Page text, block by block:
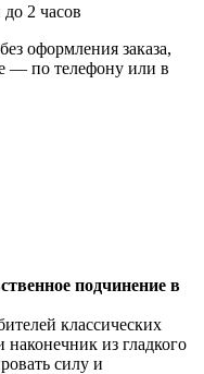
2 часов
оформления заказа,
— по телефону или в
подчинение в
классических
из гладкого
силу и